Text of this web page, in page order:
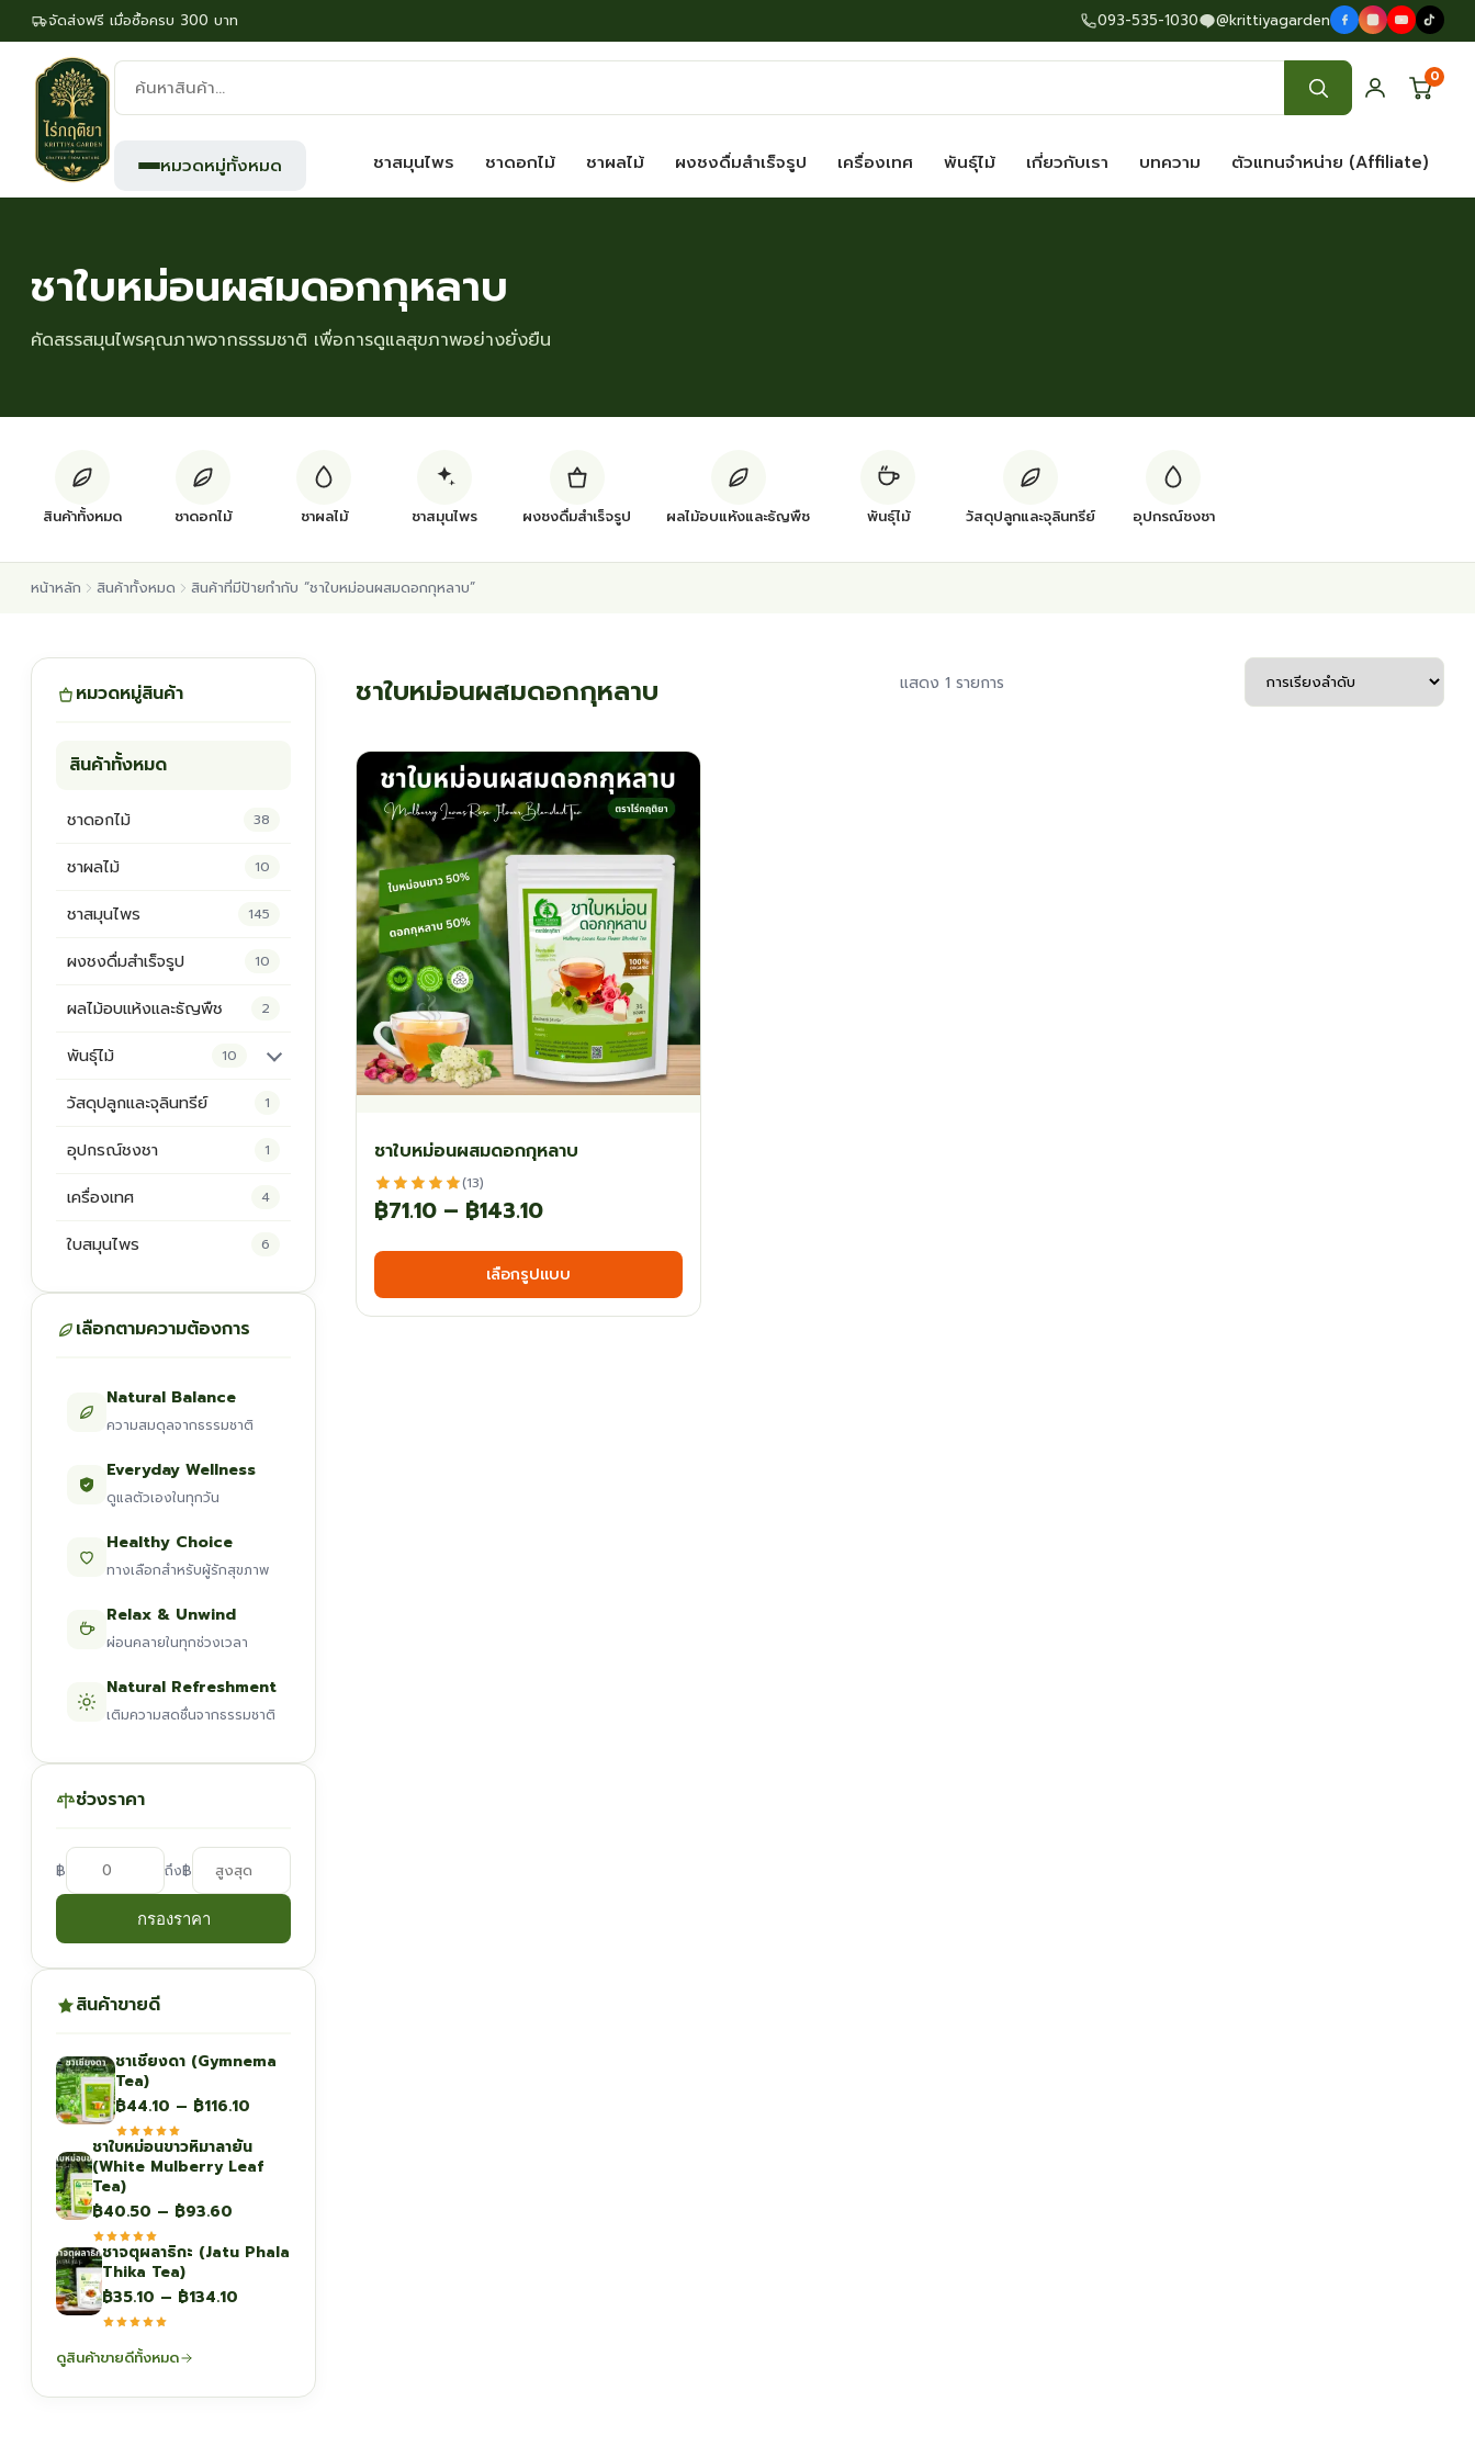
จัดส่งฟรี เมื่อซื้อครบ 300 บาท 093-535-1030 @krittiyagarden
ค้นหา
สินค้า:
0
หมวดหมู่ทั้งหมด ชาสมุนไพร ชาดอกไม้ ชาผลไม้ ผงชงดื่มสำเร็จรูป เครื่องเทศ พันธุ์ไม้ เกี่ยวกับเรา บทความ ตัวแทนจำหน่าย (Affiliate)
ชาใบหม่อนผสมดอกกุหลาบ
คัดสรรสมุนไพรคุณภาพจากธรรมชาติ เพื่อการดูแลสุขภาพอย่างยั่งยืน
สินค้าทั้งหมด ชาดอกไม้ ชาผลไม้ ชาสมุนไพร ผงชงดื่มสำเร็จรูป ผลไม้อบแห้งและธัญพืช พันธุ์ไม้ วัสดุปลูกและจุลินทรีย์ อุปกรณ์ชงชา
หน้าหลัก สินค้าทั้งหมด สินค้าที่มีป้ายกำกับ “ชาใบหม่อนผสมดอกกุหลาบ”
หมวดหมู่สินค้า
สินค้าทั้งหมด
ชาดอกไม้ 38
ชาผลไม้ 10
ชาสมุนไพร 145
ผงชงดื่มสำเร็จรูป 10
ผลไม้อบแห้งและธัญพืช 2
พันธุ์ไม้ 10
ต้นพันธุ์สมุนไพร 5
วัสดุปลูกและจุลินทรีย์ 1
อุปกรณ์ชงชา 1
เครื่องเทศ 4
ใบสมุนไพร 6
เลือกตามความต้องการ
Natural Balance
ความสมดุลจากธรรมชาติ
Everyday Wellness
ดูแลตัวเองในทุกวัน
Healthy Choice
ทางเลือกสำหรับผู้รักสุขภาพ
Relax & Unwind
ผ่อนคลายในทุกช่วงเวลา
Natural Refreshment
เติมความสดชื่นจากธรรมชาติ
ช่วงราคา
฿ ถึง฿
กรองราคา
สินค้าขายดี
ชาเชียงดา (Gymnema
Tea)
฿44.10 – ฿116.10
฿44.10
through
ชาใบหม่อนขาวหิมาลายัน
(White Mulberry Leaf
Tea)
฿40.50 – ฿93.60Price
฿40.50
฿93.60
ชาจตุผลาธิกะ (Jatu Phala
Thika Tea)
฿35.10 – ฿134.10
฿134.10
ดูสินค้าขายดีทั้งหมด
ชาใบหม่อนผสมดอกกุหลาบ แสดง 1 รายการ
ชาใบหม่อนผสมดอกกุหลาบ
(13)
฿71.10 – ฿143.10Price
range:
฿71.10
through
เลือกรูปแบบ
This
has